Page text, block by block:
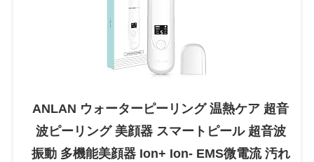
ANLAN ウォーターピーリング 温熱ケア 超音
波ピーリング 美顔器 スマートピール 超音波
振動 多機能美顔器 Ion+ Ion- EMS微電流 汚れ